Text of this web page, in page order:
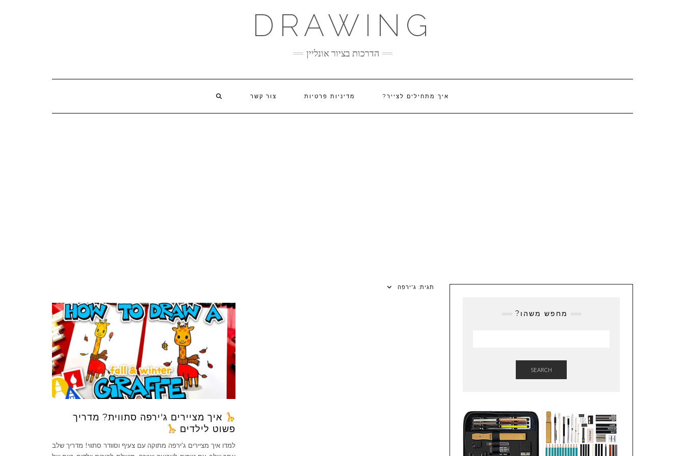
DRAWING
הדרכות בציור אונליין
איך מתחילים לצייר? מדיניות פרטיות צור קשר
תגית: ג'ירפה
איך מציירים ג'ירפה סתווית? מדריך
פשוט לילדים
למדו איך מציירים ג'ירפה מתוקה עם צעיף וסוודר סתווי! מדריך שלב
מחפש משהו?
SEARCH